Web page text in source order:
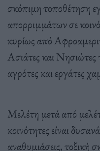
σκόπιμη τοποθέτηση
απορριμμάτων σε
κυρίως από
Ασιάτες και Νησιώτες
αγρότες και εργάτες
Μελέτη μετά από μελέτη
κοινότητες είναι
αναθυμιάσεις, τοξική